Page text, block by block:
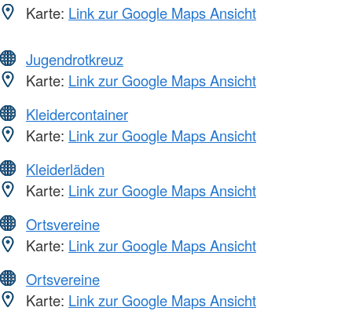
Karte: Link zur Google Maps Ansicht
Jugendrotkreuz
Karte: Link zur Google Maps Ansicht
Kleidercontainer
Karte: Link zur Google Maps Ansicht
Kleiderläden
Karte: Link zur Google Maps Ansicht
Ortsvereine
Karte: Link zur Google Maps Ansicht
Ortsvereine
Karte: Link zur Google Maps Ansicht